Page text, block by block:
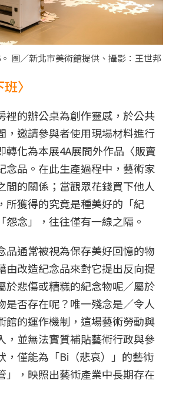
圖／新北市美術館提供、攝影：王世邦
〉
裡的辦公桌為創作靈感，於公共
，邀請參與者使用現場材料進行
轉化為本展4A展間外作品〈販賣
念品。在此生產過程中，藝術家
間的關係；當觀眾花錢買下他人
所獲得的究竟是種美好的「紀
怨念」，往往僅有一線之隔。
品通常被視為保存美好回憶的物
由改造紀念品來對它提出反向提
於悲傷或糟糕的紀念物呢／屬於
是否存在呢？唯一殘念是／令人
館的運作機制，這場藝術勞動與
，並無法實質補貼藝術行政與參
，僅能為「Bi（悲哀）」的藝術
」，映照出藝術產業中長期存在